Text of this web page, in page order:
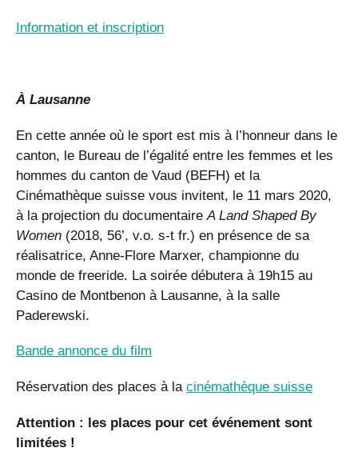
Information et inscription
À Lausanne
En cette année où le sport est mis à l’honneur dans le
canton, le Bureau de l’égalité entre les femmes et les
hommes du canton de Vaud (BEFH) et la
Cinémathèque suisse vous invitent, le 11 mars 2020,
à la projection du documentaire A Land Shaped By
Women (2018, 56’, v.o. s-t fr.) en présence de sa
réalisatrice, Anne-Flore Marxer, championne du
monde de freeride. La soirée débutera à 19h15 au
Casino de Montbenon à Lausanne, à la salle
Paderewski.
Bande annonce du film
Réservation des places à la cinémathèque suisse
Attention : les places pour cet événement sont
limitées !